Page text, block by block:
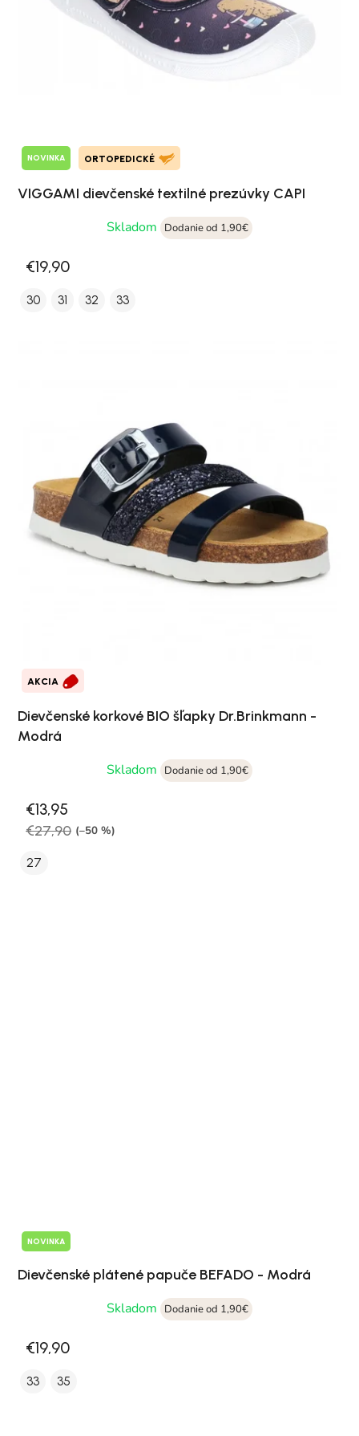
NOVINKA ORTOPEDICKÉ
VIGGAMI dievčenské textilné prezúvky CAPI
Skladom
Dodanie od 1,90€
€19,90
30 31 32 33
AKCIA
Dievčenské korkové BIO šľapky Dr.Brinkmann -
Modrá
Skladom
Dodanie od 1,90€
€13,95
€27,90 (–50 %)
27
NOVINKA
Dievčenské plátené papuče BEFADO - Modrá
Skladom
Dodanie od 1,90€
€19,90
33 35